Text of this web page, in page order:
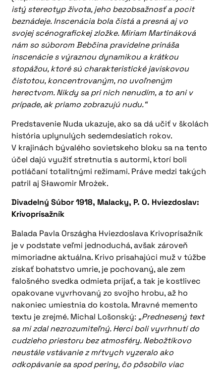
istý stereotyp života, jeho bezobsažnosť a pocit
beznádeje. Inscenácia bola čistá a presná aj vo
svojej scénografickej zložke. Miriam Martináková
nám so súborom Bebčina pravidelne prináša
inscenácie s výraznou dynamikou a krátkou
stopážou, ktoré sú charakteristické javiskovou
čistotou, koncentrovaným, no uvoľneným
herectvom. Nikdy sa pri nich nenudím, a to ani v
prípade, ak priamo zobrazujú nudu.“
Predstavenie Nuda ukazuje, ako sa dá učiť v školách
história uplynulých sedemdesiatich rokov.
V krajinách bývalého sovietskeho bloku sa na tento
účel dajú využiť stretnutia s autormi, ktorí boli
potláčaní totalitnými režimami. Práve medzi takých
patril aj Sławomir Mrożek.
Divadelný Súbor 1918, Malacky, P. O. Hviezdoslav:
Krivoprísažník
Balada Pavla Országha Hviezdoslava Krivoprísažník
je v podstate veľmi jednoduchá, avšak zároveň
mimoriadne aktuálna. Krivo prisahajúci muž v túžbe
získať bohatstvo umrie, je pochovaný, ale zem
falošného svedka odmieta prijať, a tak je kostlivec
opakovane vyvrhovaný zo svojho hrobu, až ho
nakoniec umiestnia do kostola. Mravné memento
textu je zrejmé. Michal Lošonský: „Prednesený text
sa mi zdal nezrozumiteľný. Herci boli vyvrhnutí do
cudzieho priestoru bez atmosféry. Nebožtíkovo
neustále vstávanie z mŕtvych vyzeralo ako
odkopávanie sa spod periny, čo pôsobilo viac